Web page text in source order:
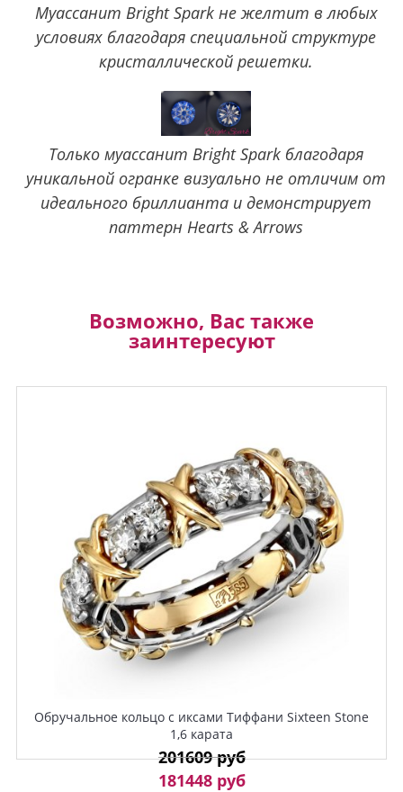
Муассанит Bright Spark не желтит в любых
условиях благодаря специальной структуре
кристаллической решетки.
Только муассанит Bright Spark благодаря
уникальной огранке визуально не отличим от
идеального бриллианта и демонстрирует
паттерн Hearts & Arrows
Возможно, Вас также
заинтересуют
Обручальное кольцо с иксами Тиффани Sixteen Stone
1,6 карата
201609 руб
181448 руб